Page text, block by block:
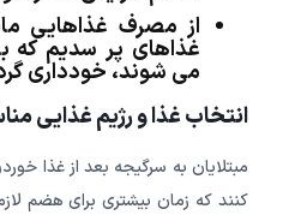
از مصرف غذاهایی
غذاهای پر سدیم که
می شوند، خودداری
انتخاب غذا و رژیم غذایی
مبتلایان به سرگیجه بعد از غذا
کنند که زمان بیشتری برای هضم